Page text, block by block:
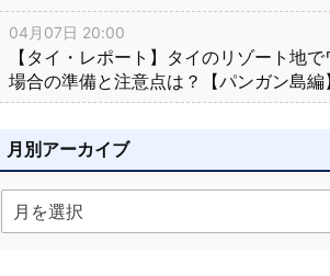
04月07日 20:00
【タイ・レポート】タイのリゾート地
場合の準備と注意点は？【パンガン島編】
月別アーカイブ